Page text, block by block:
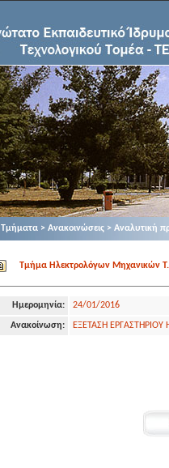
Τμήματα > Ανακοινώσεις > Αναλυτική
Τμήμα Ηλεκτρολόγων Μηχανικών
Ημερομηνία: 24/01/2016
Ανακοίνωση: ΕΞΕΤΑΣΗ